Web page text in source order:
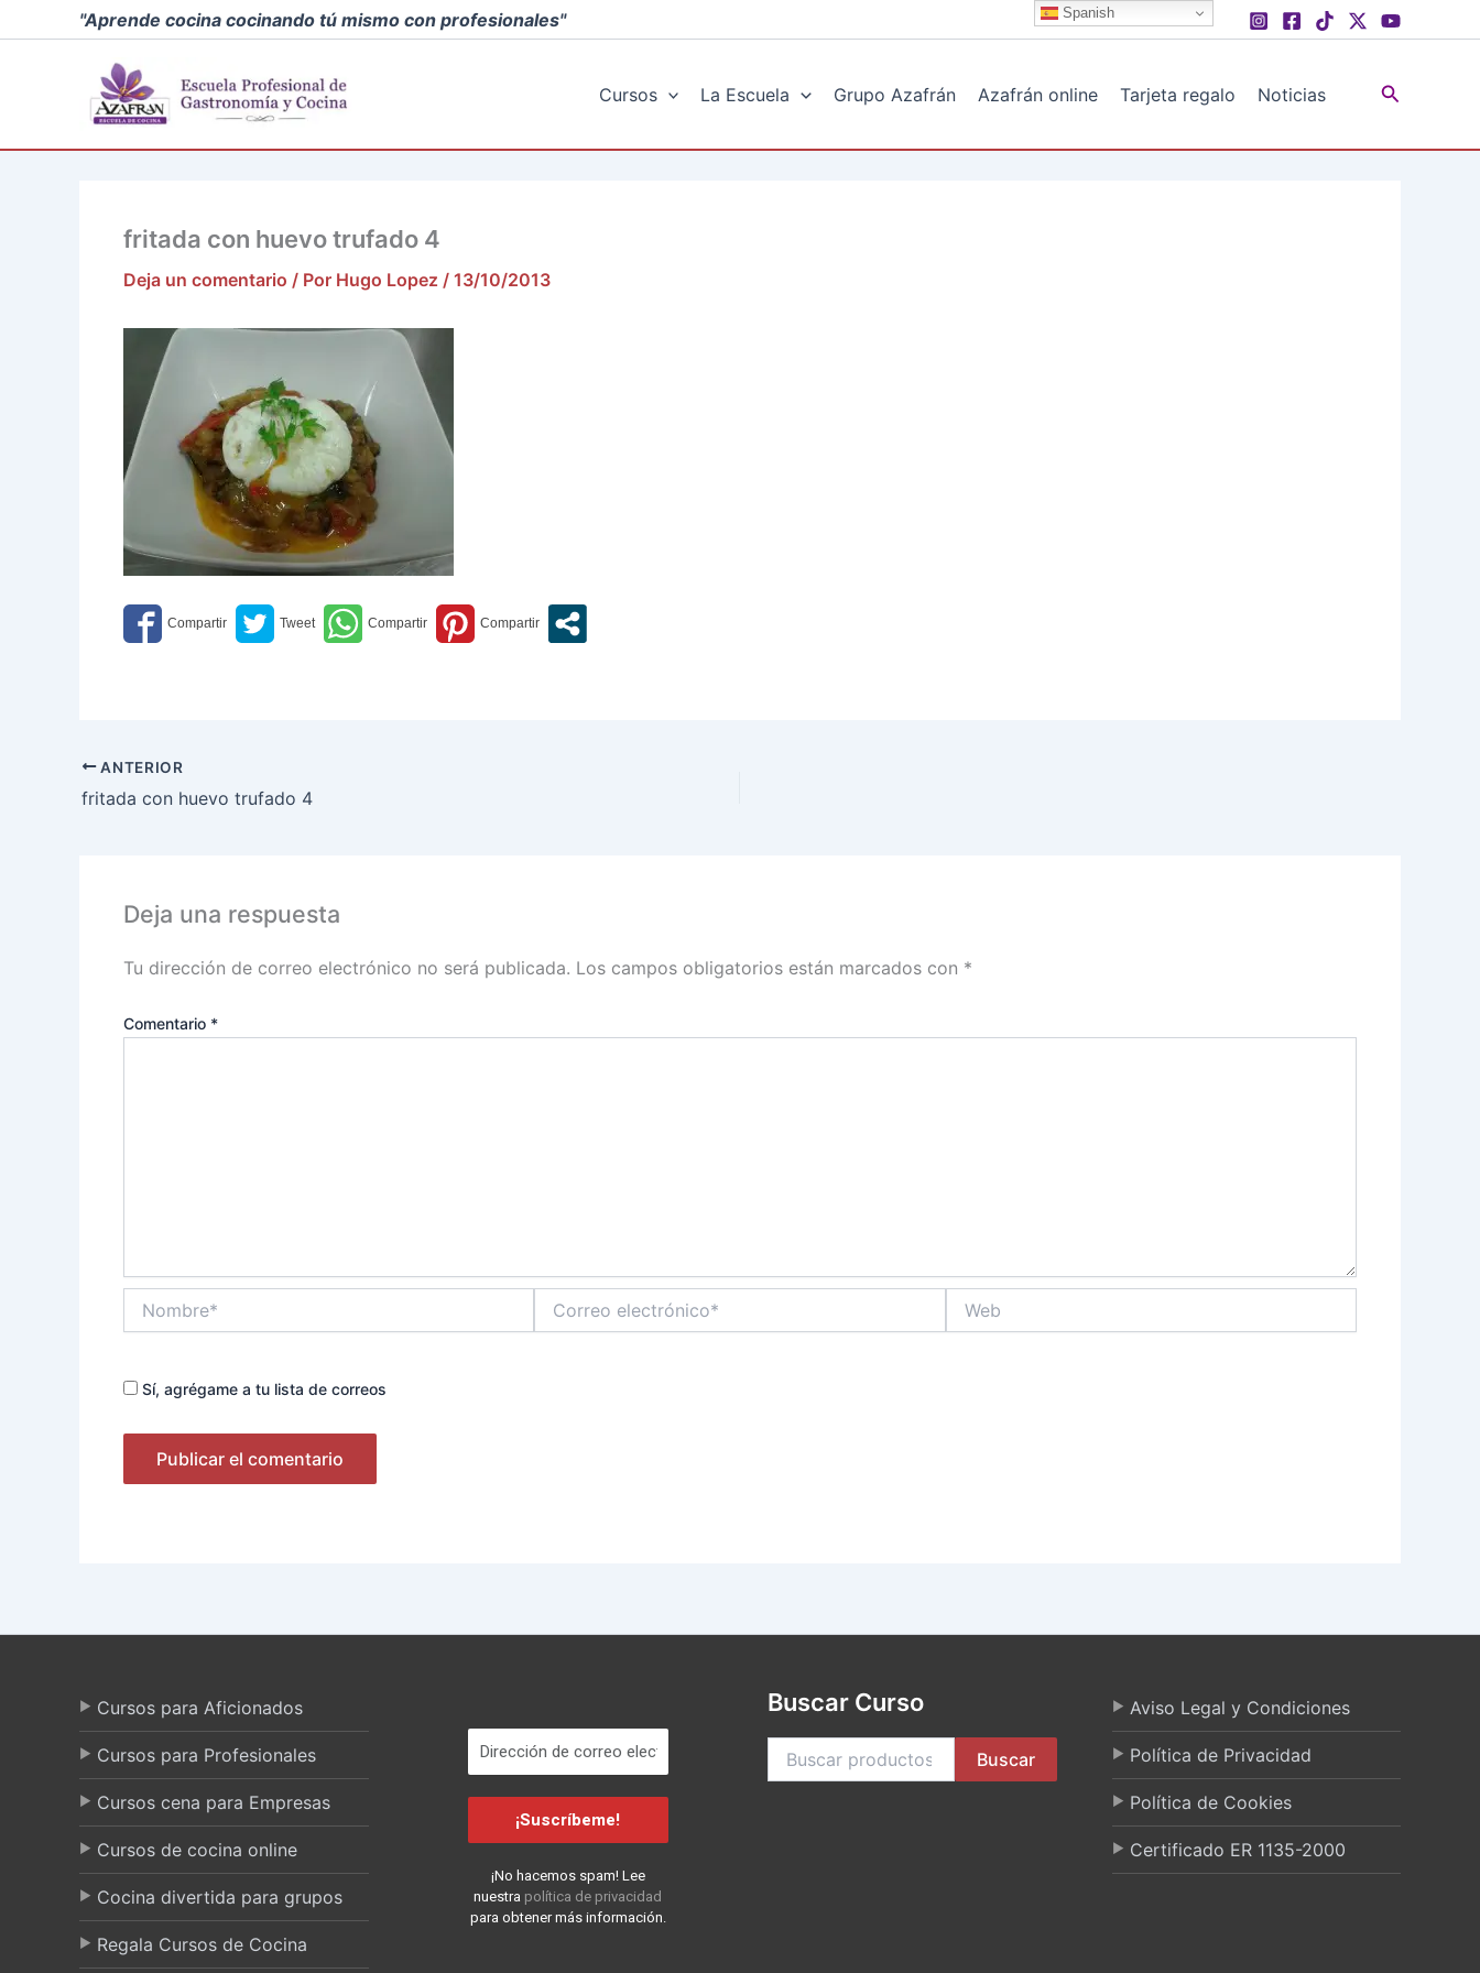
al
"Aprende cocina cocinando tú mismo con profesionales"
Cursos La Escuela Grupo Azafrán Azafrán online Tarjeta regalo Noticias Buscar
fritada con huevo trufado 4
Deja un comentario / Por Hugo Lopez / 13/10/2013
ANTERIOR
fritada con huevo trufado 4
Deja una respuesta
Tu dirección de correo electrónico no será publicada. Los campos obligatorios están marcados con *
Comentario *
electrónico*
Sí, agrégame a tu lista de correos
Cursos para Aficionados
Cursos para Profesionales
Cursos cena para Empresas
Cursos de cocina online
Cocina divertida para grupos
Regala Cursos de Cocina
¡No hacemos spam! Lee
nuestra política de privacidad
para obtener más información.
Buscar Curso
Buscar
Aviso Legal y Condiciones
Política de Privacidad
Política de Cookies
Certificado ER 1135-2000
Spanish